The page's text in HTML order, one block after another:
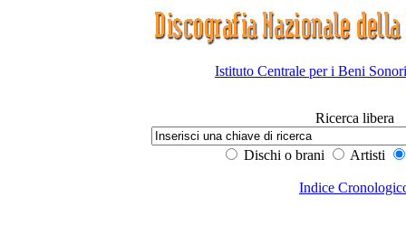
Istituto Centrale per i Beni
Ricerca libera
Dischi o brani Artisti
Indice